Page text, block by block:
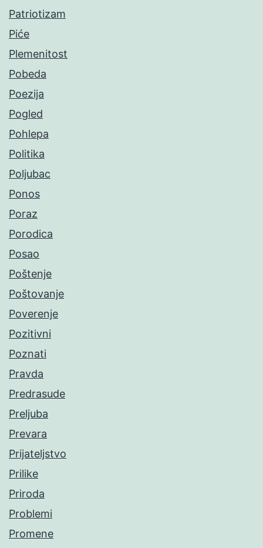
Patriotizam
Piće
Plemenitost
Pobeda
Poezija
Pogled
Pohlepa
Politika
Poljubac
Ponos
Poraz
Porodica
Posao
Poštenje
Poštovanje
Poverenje
Pozitivni
Poznati
Pravda
Predrasude
Preljuba
Prevara
Prijateljstvo
Prilike
Priroda
Problemi
Promene